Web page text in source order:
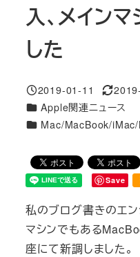
入、メイン
した
投稿日
2019-01-11
更新日
カテゴリー
Apple関連ニュース
カテゴリー
Mac/MacBook/
Save
私のブログ書きのエン
マシンでもある
座にて新調しました。